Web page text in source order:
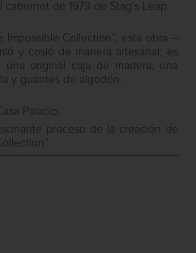
de 1973 de Stag’s Leap.
Collection”, esta obra –
y cosió de manera artesanal; es
original caja de madera, una
y guantes de algodón.
Palacio.
proceso de la creación de